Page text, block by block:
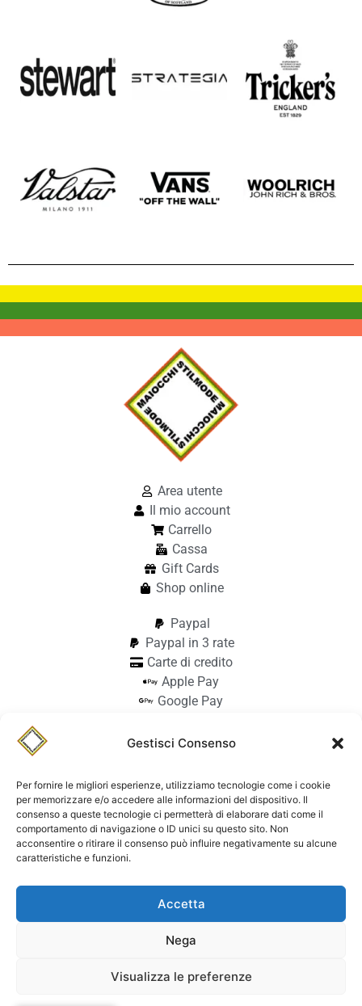
Gestisci Consenso
Per fornire le migliori esperienze, utilizziamo tecnologie come i cookie
per memorizzare e/o accedere alle informazioni del dispositivo. Il
consenso a queste tecnologie ci permetterà di elaborare dati come il
comportamento di navigazione o ID unici su questo sito. Non
acconsentire o ritirare il consenso può influire negativamente su alcune
caratteristiche e funzioni.
Accetta
Nega
Visualizza le preferenze
Area utente
Il mio account
Carrello
Cassa
Gift Cards
Shop online
Paypal
Paypal in 3 rate
Carte di credito
Apple Pay
Google Pay
Pagamento alla consegna
StilmodeMaiocchi
© Stilmode Maiocchi 2026 | P.iva
01942740182
Powered by Paolo Sacchi Design
Dichiarazione di accessibilità